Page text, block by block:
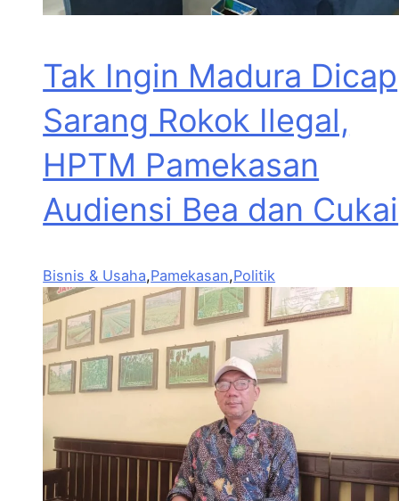
Tak Ingin Madura Dicap
Sarang Rokok Ilegal,
HPTM Pamekasan
Audiensi Bea dan Cukai
Bisnis & Usaha,Pamekasan,Politik